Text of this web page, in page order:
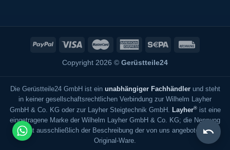
Copyright 2026 © Gerüstteile24
Die Gerüstteile24 GmbH ist ein unabhängiger Fachhändlerund steht
in keiner gesellschaftsrechtlichen Verbindung zur Wilhelm Layher
GmbH & Co. KG oder zur Layher Steigtechnik GmbH.
Layher®ist eine
eingetragene Marke der Wilhelm Layher GmbH & Co. KG; die Nennung
dient ausschließlich der Beschreibung der von uns angebotenen
Original-Ware.